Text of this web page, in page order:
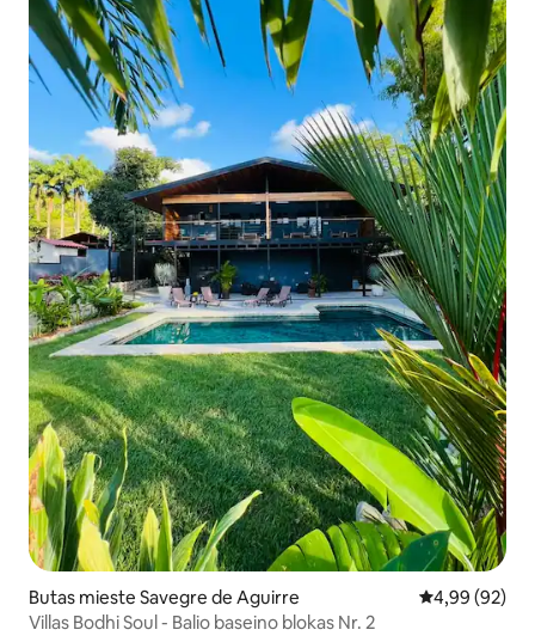
Butas mieste Savegre de Aguirre Vidutinis
4,99 (92)
Villas Bodhi Soul - Balio baseino blokas Nr. 2